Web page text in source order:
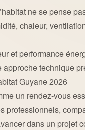
ne se pense
chaleur,
et performance
approche technique
Guyane 2026
un rendez-vous
professionnels,
dans un projet